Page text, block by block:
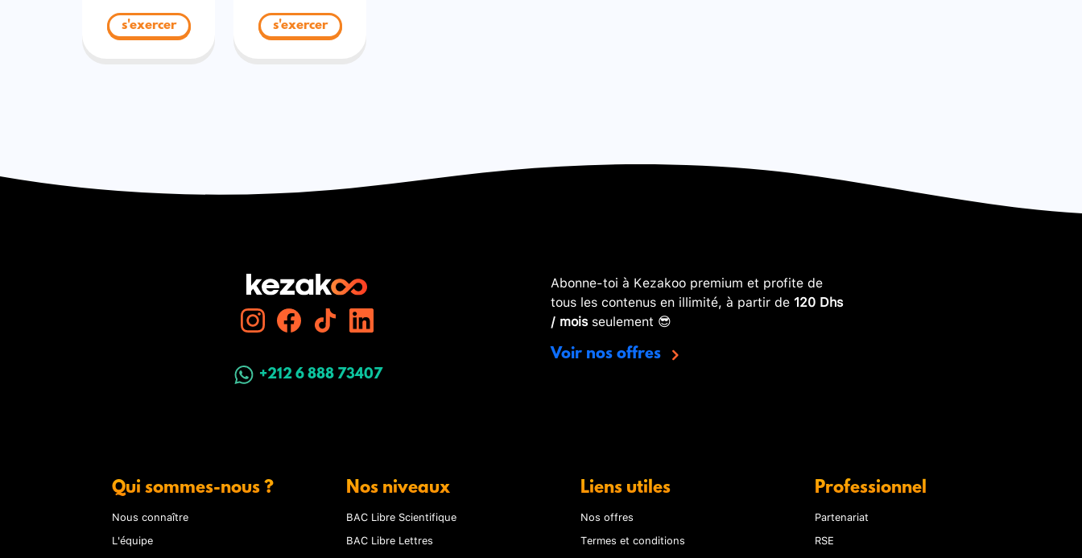
s'exercer s'exercer
+212 6 888 73407
Abonne-toi à Kezakoo premium et profite de
tous les contenus en illimité, à partir de 120 Dhs
/ moisseulement 😎
Voir nos offres
Qui sommes-nous ?
Nous connaître
L'équipe
Nos niveaux
BAC Libre Scientifique
BAC Libre Lettres
Liens utiles
Nos offres
Termes et conditions
Professionnel
Partenariat
RSE